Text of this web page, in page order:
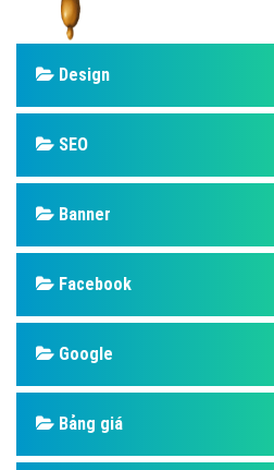
Design
SEO
Banner
Facebook
Google
Bảng giá